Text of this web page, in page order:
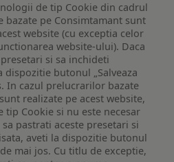
de tip Cookie din cadrul
bazate pe Consimtamant sunt
website (cu exceptia celor
website-ului). Daca
si sa inchideti
dispozitie butonul „Salveaza
In cazul prelucrarilor bazate
realizate pe acest website,
tip Cookie si nu este necesar
pastrati aceste presetari si
aveti la dispozitie butonul
mai jos. Cu titlu de exceptie,